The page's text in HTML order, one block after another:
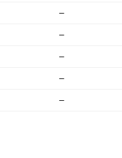
–
–
–
–
–